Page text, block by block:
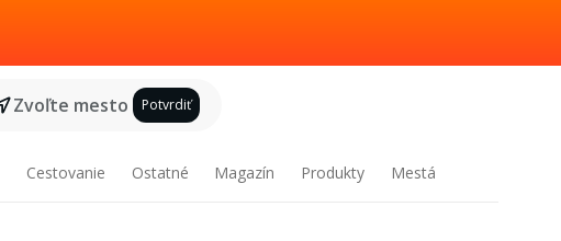
Zvoľte mesto Potvrdiť
Cestovanie Ostatné Magazín Produkty Mestá